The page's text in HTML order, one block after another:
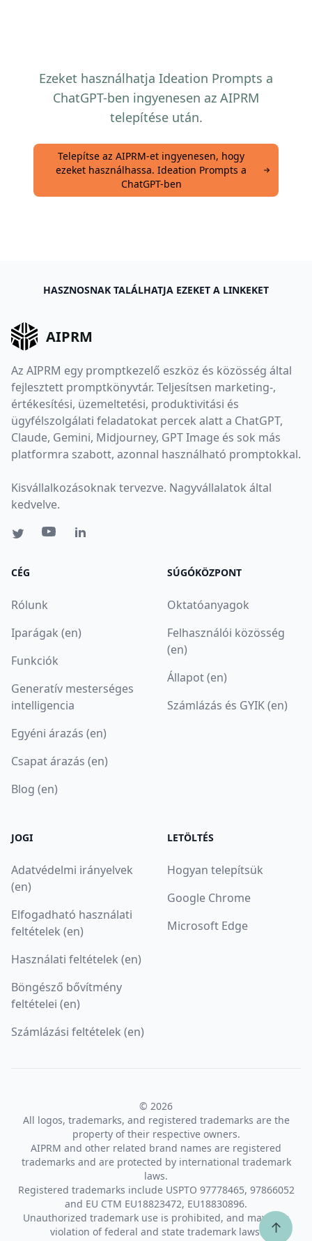
Ezeket használhatja Ideation Prompts a
ChatGPT-ben ingyenesen az AIPRM
telepítése után.
Telepítse az AIPRM-et ingyenesen, hogy
ezeket használhassa. Ideation Prompts a
ChatGPT-ben
HASZNOSNAK TALÁLHATJA EZEKET A LINKEKET
AIPRM
Az AIPRM egy promptkezelő eszköz és közösség által
fejlesztett promptkönyvtár. Teljesítsen marketing-,
értékesítési, üzemeltetési, produktivitási és
ügyfélszolgálati feladatokat percek alatt a ChatGPT,
Claude, Gemini, Midjourney, GPT Image és sok más
platformra szabott, azonnal használható promptokkal.
Kisvállalkozásoknak tervezve. Nagyvállalatok által
kedvelve.
CÉG
Rólunk
Iparágak (en)
Funkciók
Generatív mesterséges
intelligencia
Egyéni árazás (en)
Csapat árazás (en)
Blog (en)
SÚGÓKÖZPONT
Oktatóanyagok
Felhasználói közösség
(en)
Állapot (en)
Számlázás és GYIK (en)
JOGI
Adatvédelmi irányelvek
(en)
Elfogadható használati
feltételek (en)
Használati feltételek (en)
Böngésző bővítmény
feltételei (en)
Számlázási feltételek (en)
LETÖLTÉS
Hogyan telepítsük
Google Chrome
Microsoft Edge
© 2026
All logos, trademarks, and registered trademarks are the
property of their respective owners.
AIPRM and other related brand names are registered
trademarks and are protected by international trademark
laws.
Registered trademarks include USPTO 97778465, 97866052
and EU CTM EU18823472, EU18830896.
Unauthorized trademark use is prohibited, and may be a
violation of federal and state trademark laws.
↑